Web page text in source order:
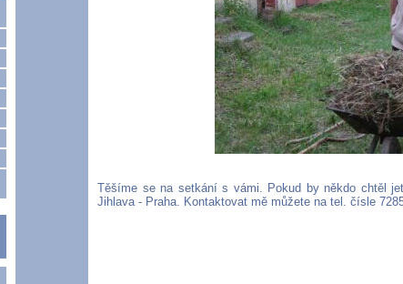
Těšíme se na setkání s vámi. Pokud by někdo chtěl
Jihlava - Praha. Kontaktovat mě můžete na tel. čísle